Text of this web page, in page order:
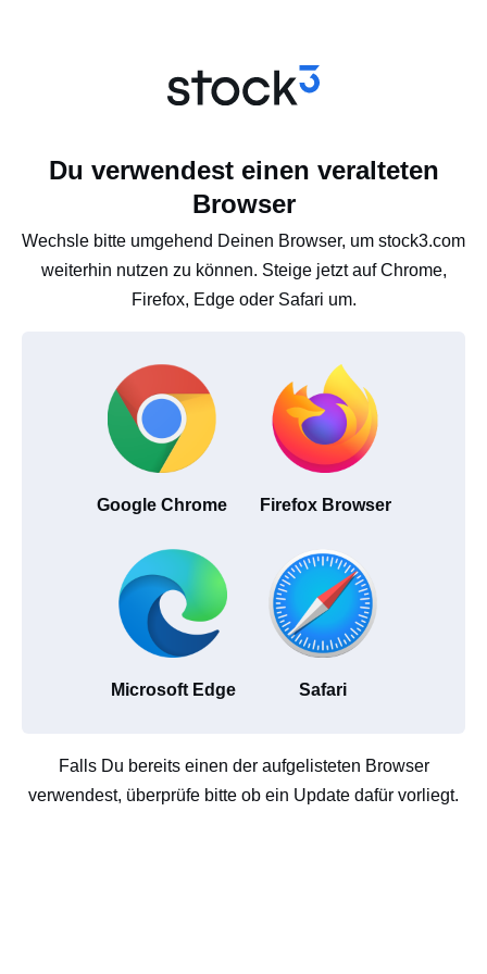
Du verwendest einen veralteten
Browser
Wechsle bitte umgehend Deinen Browser, um stock3.com
weiterhin nutzen zu können. Steige jetzt auf Chrome,
Firefox, Edge oder Safari um.
Google Chrome Firefox Browser
Microsoft Edge Safari
Falls Du bereits einen der aufgelisteten Browser
verwendest, überprüfe bitte ob ein Update dafür vorliegt.